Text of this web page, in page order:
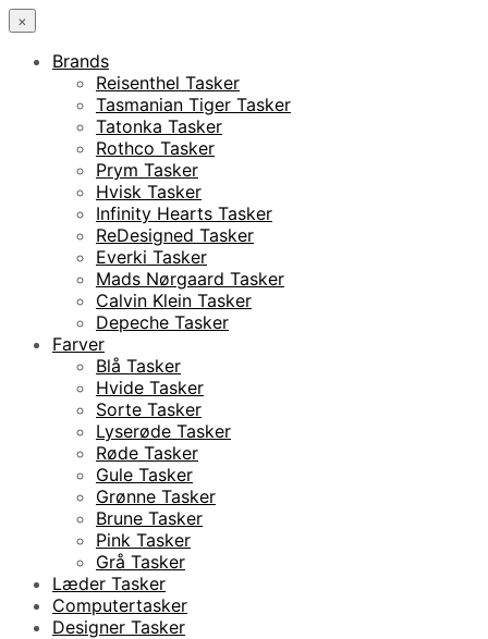
×
Brands
Reisenthel Tasker
Tasmanian Tiger Tasker
Tatonka Tasker
Rothco Tasker
Prym Tasker
Hvisk Tasker
Infinity Hearts Tasker
ReDesigned Tasker
Everki Tasker
Mads Nørgaard Tasker
Calvin Klein Tasker
Depeche Tasker
Farver
Blå Tasker
Hvide Tasker
Sorte Tasker
Lyserøde Tasker
Røde Tasker
Gule Tasker
Grønne Tasker
Brune Tasker
Pink Tasker
Grå Tasker
Læder Tasker
Computertasker
Designer Tasker